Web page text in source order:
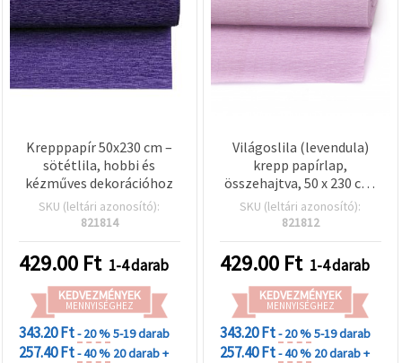
Krepppapír 50x230 cm –
sötétlila, hobbi és
kézműves dekorációhoz
SKU (leltári azonosító):
821814
429.00 Ft 1-4 darab
KEDVEZMÉNYEK
MENNYISÉGHEZ
343.20 Ft- 20 %5-19 darab
257.40 Ft- 40 % 20 darab +
Világoslila (levendula)
krepp papírlap,
összehajtva, 50 x 230 cm,
textúrált kreatív papír DIY
virágokhoz,
és parti dekorációhoz
SKU (leltári azonosító):
821812
429.00 Ft 1-4 darab
KEDVEZMÉNYEK
MENNYISÉGHEZ
343.20 Ft- 20 %5-19 darab
257.40 Ft- 40 % 20 darab +